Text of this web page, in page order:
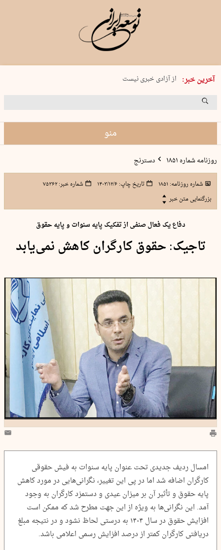
آخرین خبر:
یکشنبه 18 مرداد 1405 شماره 2245
از آزادی خبری نیست
منو
روزنامه شماره ۱۸۵۱ دسترنج
شماره روزنامه: ۱۸۵۱ تاریخ چاپ:۱۴۰۳/۱۲/۶ شماره خبر:۷۵۳۶۲
بزرگنمایی متن خبر
دفاع یک فعال صنفی از تفکیک پایه سنوات و پایه حقوق
تاجیک: حقوق کارگران کاهش نمی‌یابد
امسال ردیف جدیدی تحت عنوان پایه سنوات به فیش حقوقی
کارگران اضافه شد اما در پی این تغییر، نگرانی‌هایی در مورد کاهش
پایه حقوق و تأثیر آن بر میزان عیدی و دستمزد کارگران به وجود
آمد. این نگرانی‌ها به ویژه از این جهت مطرح شد که ممکن است
افزایش حقوق در سال ۱۴۰۴ به درستی لحاظ نشود و در نتیجه مبلغ
دریافتی کارگران کمتر از درصد افزایش رسمی اعلامی باشد.